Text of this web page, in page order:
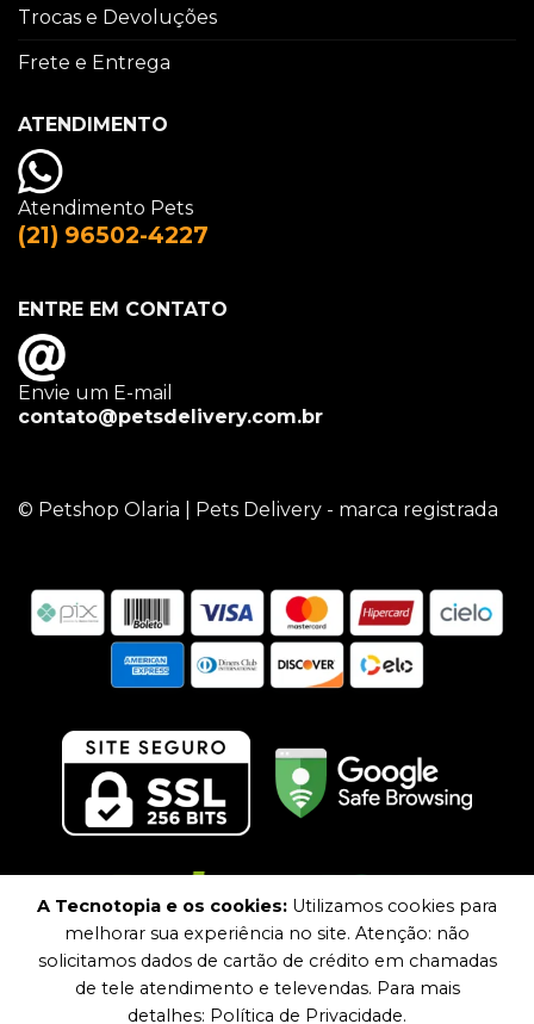
Trocas e Devoluções
Frete e Entrega
ATENDIMENTO
Atendimento Pets
(21) 96502-4227
ENTRE EM CONTATO
Envie um E-mail
contato@petsdelivery.com.br
© Petshop Olaria | Pets Delivery - marca registrada
A Tecnotopia e os cookies: Utilizamos cookies para
melhorar sua experiência no site. Atenção: não
solicitamos dados de cartão de crédito em chamadas
de tele atendimento e televendas. Para mais
detalhes: Política de Privacidade.